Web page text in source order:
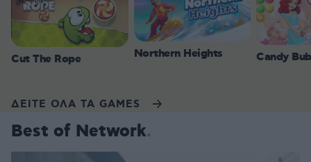
Cut The Rope Northern Heights Candy
ΔΕΙΤΕ ΟΛΑ ΤΑ GAMES
Best of Network